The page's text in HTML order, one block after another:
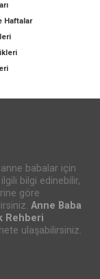
Haftalar
babalar için
bilgi edinebilir,
göre
Anne Baba
Rehberi
ulaşabilirsiniz.